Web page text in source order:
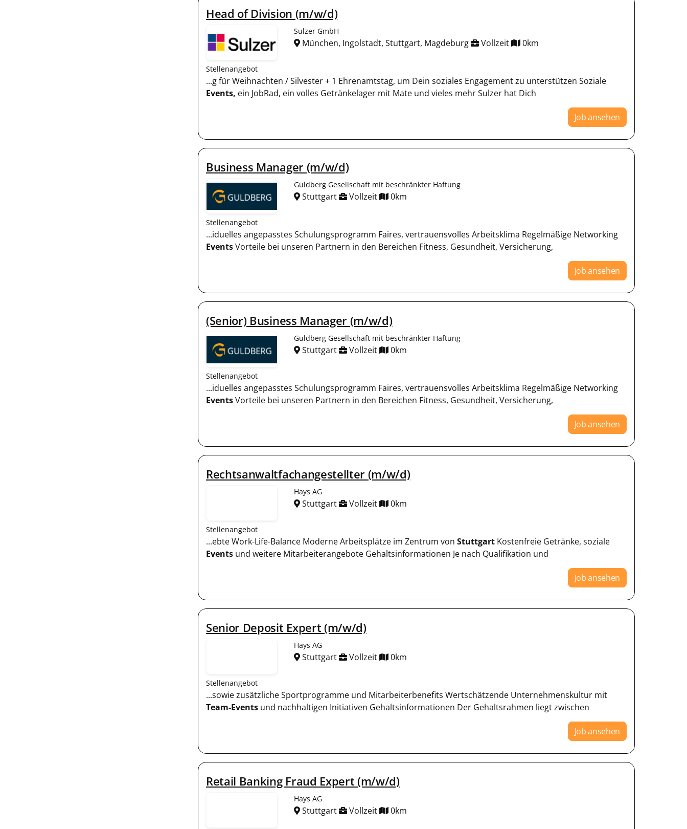
Head of Division (m/w/d)
Sulzer GmbH
München, Ingolstadt, Stuttgart, Magdeburg Vollzeit 0km
Stellenangebot
...g für Weihnachten / Silvester + 1 Ehrenamtstag, um Dein soziales Engagement zu unterstützen Soziale
Events, ein JobRad, ein volles Getränkelager mit Mate und vieles mehr Sulzer hat Dich
Job ansehen
Business Manager (m/w/d)
Guldberg Gesellschaft mit beschränkter Haftung
Stuttgart Vollzeit 0km
Stellenangebot
...iduelles angepasstes Schulungsprogramm Faires, vertrauensvolles Arbeitsklima Regelmäßige Networking
EventsVorteile bei unseren Partnern in den Bereichen Fitness, Gesundheit, Versicherung,
Job ansehen
(Senior) Business Manager (m/w/d)
Guldberg Gesellschaft mit beschränkter Haftung
Stuttgart Vollzeit 0km
Stellenangebot
...iduelles angepasstes Schulungsprogramm Faires, vertrauensvolles Arbeitsklima Regelmäßige Networking
EventsVorteile bei unseren Partnern in den Bereichen Fitness, Gesundheit, Versicherung,
Job ansehen
Rechtsanwaltfachangestellter (m/w/d)
Hays AG
Stuttgart Vollzeit 0km
Stellenangebot
...ebte Work-Life-Balance Moderne Arbeitsplätze im Zentrum von Stuttgart Kostenfreie Getränke, soziale
Events und weitere Mitarbeiterangebote Gehaltsinformationen Je nach Qualifikation und
Job ansehen
Senior Deposit Expert (m/w/d)
Hays AG
Stuttgart Vollzeit 0km
Stellenangebot
...sowie zusätzliche Sportprogramme und Mitarbeiterbenefits Wertschätzende Unternehmenskultur mit
Team-Events und nachhaltigen Initiativen Gehaltsinformationen Der Gehaltsrahmen liegt zwischen
Job ansehen
Retail Banking Fraud Expert (m/w/d)
Hays AG
Stuttgart Vollzeit 0km